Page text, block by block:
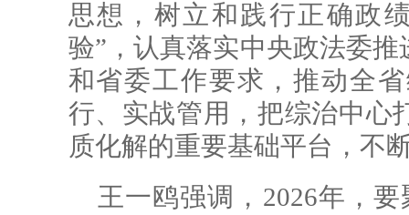
思想，树立和践行正确政
验”，认真落实中央政法委
和省委工作要求，推动全
行、实战管用，把综治中心
质化解的重要基础平台，不
王一鸥强调，2026年，